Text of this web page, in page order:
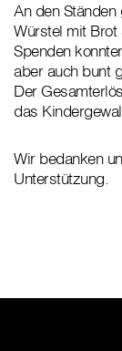
An den
Würstel mit Brot
Spenden
aber auch bunt
Der
das
Wir bedanken
Unterstützung.